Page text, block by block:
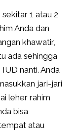
1 atau 2
Anda dan
khawatir,
ada sehingga
nanti. Anda
jari-jari
leher rahim
bisa
atau